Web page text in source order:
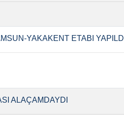
YAKAKENT ETABI YAPILDI
ALAÇAMDAYDI